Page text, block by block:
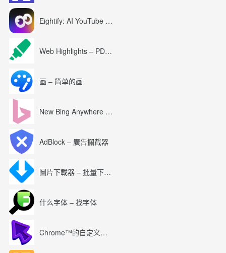
Eightify: AI YouTube Summary with ChatGPT
Web Highlights – PDF & Web Highlighter
画 – 简单的画
New Bing Anywhere (Bing Chat GPT-4)
AdBlock – 廣告攔截器
圖片下載器 – 批量下載圖片
什么字体 – 找字体
Chrome™的自定义光标